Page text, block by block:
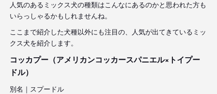
人気のあるミックス犬の種類はこんなにあるのかと思われた方も
いらっしゃるかもしれませんね。
ここまで紹介した犬種以外にも注目の、人気が出てきているミッ
クス犬を紹介します。
コッカプー（アメリカンコッカースパニエル×トイプー
ドル）
別名｜スプードル